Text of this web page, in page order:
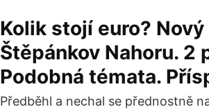
Kolik stojí euro?
Štěpánkov Nahoru. 2
Podobná témata.
Předběhl a nechal se přednostně